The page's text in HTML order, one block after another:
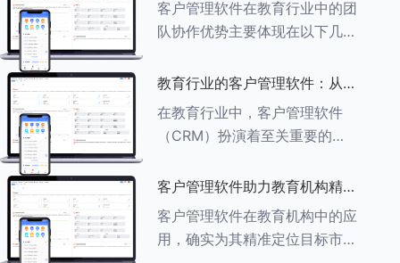
助力提升教育品牌影响力：
###一、
客户管理软件在教育行业中的团
队协作优势主要体现在以下几个
与共享 客户管理软件作为强大
的信息存储库，能够整合并记录
学生的基本信息（如姓名、年
龄、联
教育行业的客户管理软件：从招
生到毕业的全方位管理
在教育行业中，客户管理软件
（CRM）扮演着至关重要的角
全方位管理，提升教育机构的管
理效率和学员满意度。以下是一
些适合教育行业的CRM软件及
其功能特点：
客户管理软件助力教育机构精准
定位目标市场
客户管理软件在教育机构中的应
用，确实为其精准定位目标市场